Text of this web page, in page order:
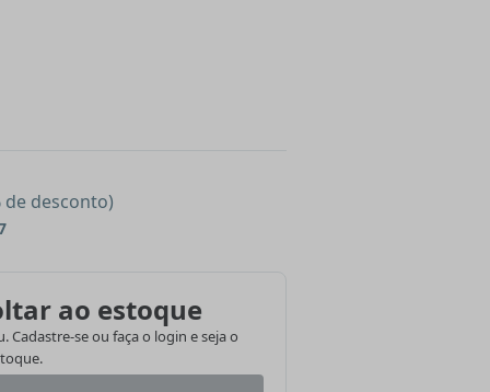
de desconto)
ao estoque
se ou faça o login e seja o